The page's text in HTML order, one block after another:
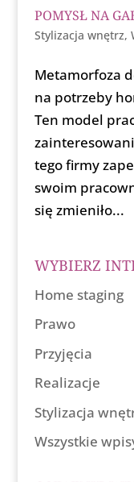
POMYSŁ NA
Stylizacja wnętrz,
Metamorfoza
na potrzeby
Ten model
tego firmy
swoim
się zmieniło...
WYBIERZ
Home staging
Prawo
Przyjęcia
Realizacje
Stylizacja
Wszystkie